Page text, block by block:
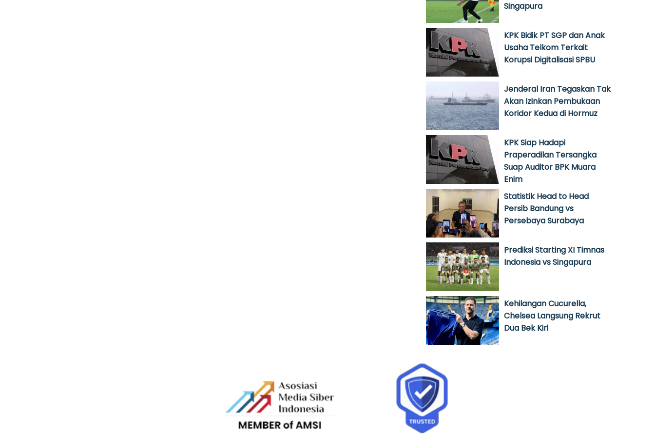
Singapura
KPK Bidik PT SGP dan Anak
Usaha Telkom Terkait
Korupsi Digitalisasi SPBU
Jenderal Iran Tegaskan Tak
Akan Izinkan Pembukaan
Koridor Kedua di Hormuz
KPK Siap Hadapi
Praperadilan Tersangka
Suap Auditor BPK Muara
Enim
Statistik Head to Head
Persib Bandung vs
Persebaya Surabaya
Prediksi Starting XI Timnas
Indonesia vs Singapura
Kehilangan Cucurella,
Chelsea Langsung Rekrut
Dua Bek Kiri